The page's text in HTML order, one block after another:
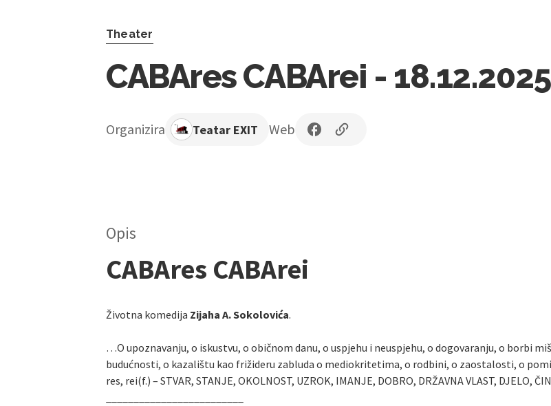
Theater
CABAres CABArei -
Organizira Teatar EXIT Web
Opis
CABAres CABArei
Životna komedija Zijaha A. Sokolovića.
…O upoznavanju, o iskustvu, o običnom danu, o uspjehu i neuspjehu, o dogovaranju, o borbi
budućnosti, o kazalištu kao frižideru zabluda o mediokritetima, o rodbini, o zaostalosti, o
res, rei(f.) – STVAR, STANJE, OKOLNOST, UZROK, IMANJE, DOBRO, DRŽAVNA VLAST, DJELO,